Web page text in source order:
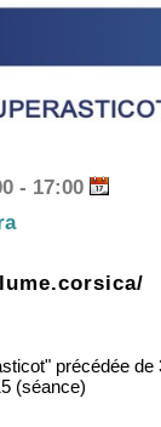
- 17:00
précédée
(séance)